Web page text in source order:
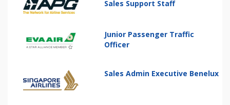
Sales Support Staff
Junior Passenger Traffic
Officer
Sales Admin Executive Benelux